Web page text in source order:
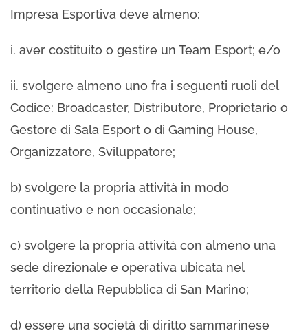
Impresa Esportiva deve almeno:
i. aver costituito o gestire un Team Esport; e/o
ii. svolgere almeno uno fra i seguenti ruoli del
Codice: Broadcaster, Distributore, Proprietario o
Gestore di Sala Esport o di Gaming House,
Organizzatore, Sviluppatore;
b) svolgere la propria attività in modo
continuativo e non occasionale;
c) svolgere la propria attività con almeno una
sede direzionale e operativa ubicata nel
territorio della Repubblica di San Marino;
d) essere una società di diritto sammarinese